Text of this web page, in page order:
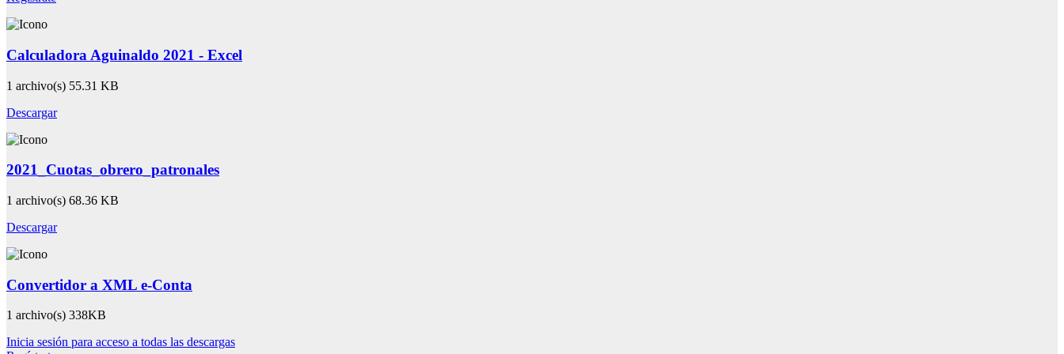
Calculadora Aguinaldo 2021 - Excel
1 archivo(s) 55.31 KB
Descargar
2021_Cuotas_obrero_patronales
1 archivo(s) 68.36 KB
Descargar
Convertidor a XML e-Conta
1 archivo(s) 338KB
Inicia sesión para acceso a todas las descargas